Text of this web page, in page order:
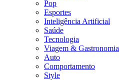
Pop
Esportes
Inteligência Artificial
Saúde
Tecnologia
Viagem & Gastronomia
Auto
Comportamento
Style